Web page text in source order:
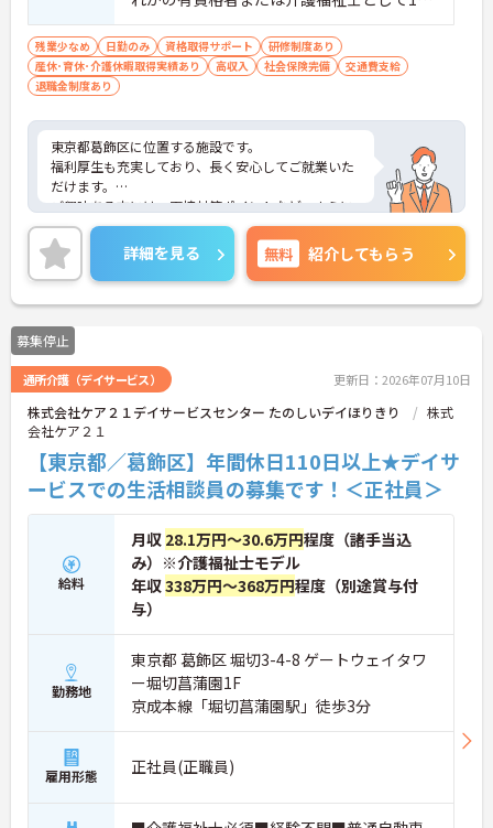
以上経験者 ※普通自動車免許（ＡＴ限定
可）
残業少なめ 日勤のみ 資格取得サポート
研修制度あり
産休･育休･介護休暇取得実績あり
高収入 社会保険完備
交通費支給
退職金制度あり
東京都葛飾区に位置する施設です。
福利厚生も充実しており、長く安心してご就業いた
だけます。
ご興味ある方には、面接対策ポイントなど、さらに
詳細をお話しいたしますのでお気軽にご相談くださ
い！
詳細を見る 無料 紹介してもらう
募集停止
通所介護（デイサービス） 更新日：2026年07月10日
株式会社ケア２１デイサービスセンター たのしいデイほりきり
株式
会社ケア２１
【東京都／葛飾区】年間休日110日以上★デイサ
ービスでの生活相談員の募集です！＜正社員＞
給料
月収 28.1万円～30.6万円程度（諸手当込
み）※介護福祉士モデル
年収338万円～368万円程度（別途賞与付
与）
勤務地
東京都 葛飾区 堀切3-4-8 ゲートウェイタワ
ー堀切菖蒲園1F
京成本線「堀切菖蒲園駅」徒歩3分
雇用形態 正社員(正職員)